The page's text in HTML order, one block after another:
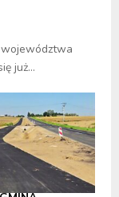
już...